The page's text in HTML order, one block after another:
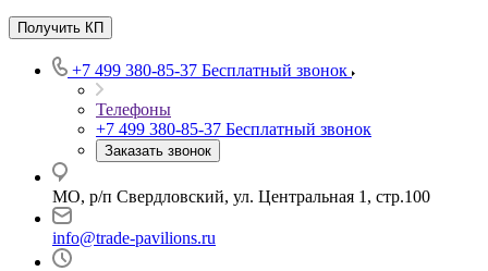
Получить КП
+7 499 380-85-37 Бесплатный звонок
Телефоны
+7 499 380-85-37 Бесплатный звонок
Заказать звонок
МО, р/п Свердловский, ул. Центральная 1, стр.100
info@trade-pavilions.ru